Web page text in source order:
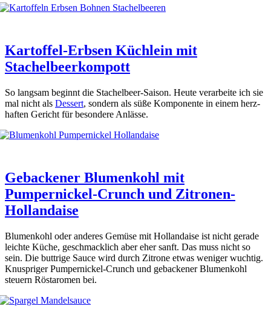
Kartoffel-Erbsen Küchlein mit
Stachelbeerkompott
So lang­sam beginnt die Sta­chel­beer-Sai­son. Heu­te ver­ar­bei­te ich sie
mal nicht als Des­sert, son­dern als süße Kom­po­nen­te in einem herz­
haf­ten Gericht für beson­de­re Anläs­se.
Gebackener Blumenkohl mit
Pumpernickel-Crunch und Zitronen-
Hollandaise
Blu­men­kohl oder ande­res Gemü­se mit Hol­lan­dai­se ist nicht gera­de
leich­te Küche, geschmack­lich aber eher sanft. Das muss nicht so
sein. Die but­t­ri­ge Sau­ce wird durch Zitro­ne etwas weni­ger wuch­tig.
Knusp­ri­ger Pum­per­ni­ckel-Crunch und geba­cke­ner Blu­men­kohl
steu­ern Röst­aro­men bei.